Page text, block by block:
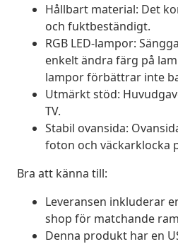
Hållbart material: Det
och fuktbeständigt.
RGB LED-lampor:
enkelt ändra färg på
lampor förbättrar inte
Utmärkt stöd:
TV.
Stabil ovansida:
foton och väckarklocka
Bra att känna till:
Leveransen inkluderar
shop för matchande
Denna produkt har en